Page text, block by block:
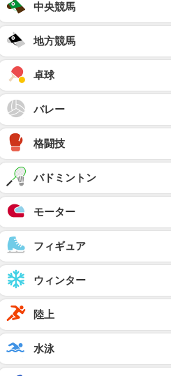
中央競馬
地方競馬
卓球
バレー
格闘技
バドミントン
モーター
フィギュア
ウィンター
陸上
水泳